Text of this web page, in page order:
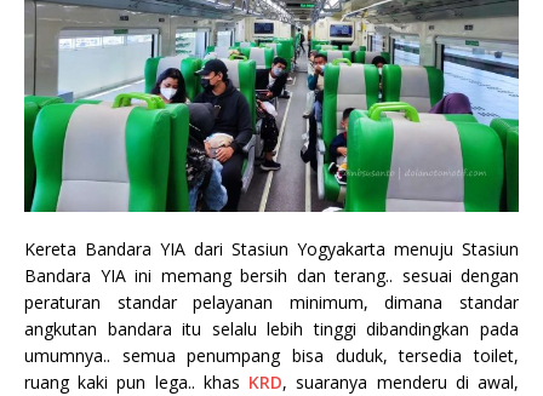
Kereta Bandara YIA dari Stasiun Yogyakarta menuju Stasiun
Bandara YIA ini memang bersih dan terang.. sesuai dengan
peraturan standar pelayanan minimum, dimana standar
angkutan bandara itu selalu lebih tinggi dibandingkan pada
umumnya.. semua penumpang bisa duduk, tersedia toilet,
ruang kaki pun lega.. khas KRD, suaranya menderu di awal,